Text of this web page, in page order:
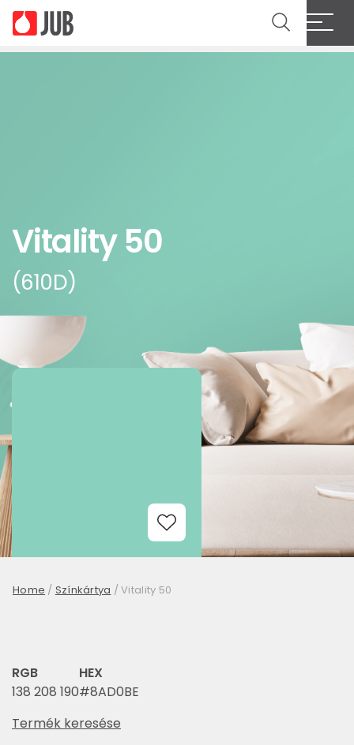
Vitality 50
(610D)
Add to Wishlist
Home / Színkártya /Vitality 50
RGB
138 208 190
HEX
#8AD0BE
Termék keresése